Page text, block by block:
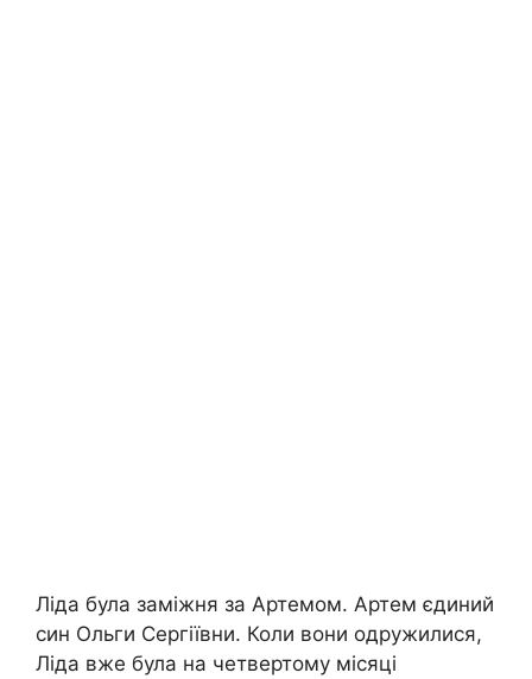
Ліда була заміжня за Артемом. Артем єдиний
син Ольги Сергіївни. Коли вони одружилися,
Ліда вже була на четвертому місяці